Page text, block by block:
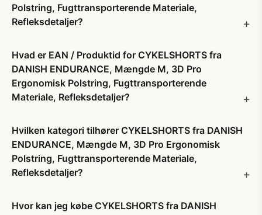
Polstring, Fugttransporterende Materiale,
Refleksdetaljer?
Hvad er EAN / Produktid for CYKELSHORTS fra
DANISH ENDURANCE, Mængde M, 3D Pro
Ergonomisk Polstring, Fugttransporterende
Materiale, Refleksdetaljer?
Hvilken kategori tilhører CYKELSHORTS fra DANISH
ENDURANCE, Mængde M, 3D Pro Ergonomisk
Polstring, Fugttransporterende Materiale,
Refleksdetaljer?
Hvor kan jeg købe CYKELSHORTS fra DANISH